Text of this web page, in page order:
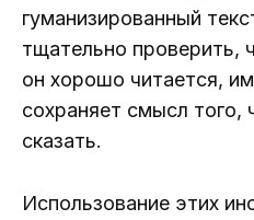
гуманизированный
тщательно проверить,
он хорошо читается,
сохраняет смысл того,
сказать.
Использование этих